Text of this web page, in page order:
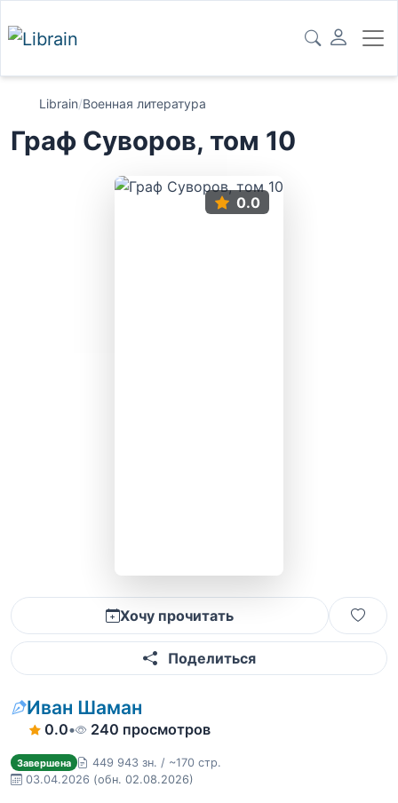
Librain/Военная литература
Граф Суворов, том 10
0.0
Хочу прочитать
Поделиться
Иван Шаман
0.0• 240 просмотров
Завершена
449 943 зн. / ~170 стр.
03.04.2026 (обн. 02.08.2026)